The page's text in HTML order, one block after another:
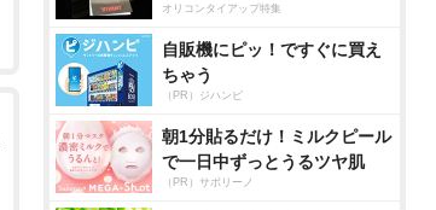
オリコンタイアップ特集
自販機にピッ！ですぐに買え
ちゃう
（PR）ジハンピ
朝1分貼るだけ！ミルクピール
で一日中ずっとうるツヤ肌
（PR）サボリーノ